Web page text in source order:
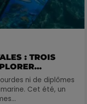
: TROIS
ni de diplômes
Cet été, un